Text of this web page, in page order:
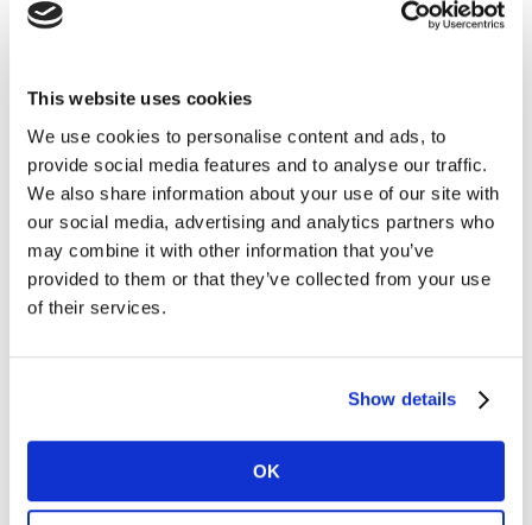
This website uses cookies
We use cookies to personalise content and ads, to
provide social media features and to analyse our traffic.
We also share information about your use of our site with
our social media, advertising and analytics partners who
may combine it with other information that you’ve
provided to them or that they’ve collected from your use
of their services.
Show details
OK
2. Mettre sa mission au cœur de tout
ont tout intérêt à clarifier leur mission voire leur raison
d’être. Cela facilite la cohérence de la marque, fluidifie
la prise de décision et permet d’exprimer clairement le
système de valeurs auxquels on croit. Sur les secteurs
“indifférenciés”, la clarification de la mission permet à
la marque de gagner en saillance.
Citons par exemple Amplifon, spécialiste de
marque se bat pour la déstigmatisation des troubles de
forte qui guide chacun de ses engagements et facilite
aussi le recrutement en donnant du sens aux